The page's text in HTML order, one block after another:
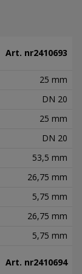
Art. nr2410693
25 mm
DN 20
25 mm
DN 20
53,5 mm
26,75 mm
5,75 mm
26,75 mm
5,75 mm
Art. nr2410694